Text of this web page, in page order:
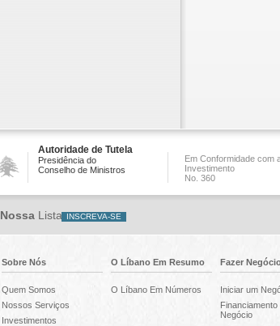
Autoridade de Tutela
Presidência do
Conselho de Ministros
Em Conformidade com
Investimento
No. 360
NossaLista
Sobre Nós
Quem Somos
Nossos Serviços
Investimentos
O Líbano Em Resumo
O Líbano Em Números
Fazer
Iniciar um
Financiamento
Negócio